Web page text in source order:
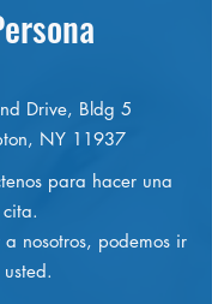
Drive, Bldg 5
NY 11937
para hacer una
cita.
nosotros, podemos ir